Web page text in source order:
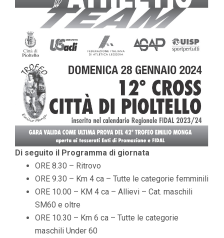
Di seguito il Programma di giornata
ORE 8.30 – Ritrovo
ORE 9.30 – Km 4 ca – Tutte le categorie femminili
ORE 10.00 – KM 4 ca – Allievi – Cat. maschili
SM60 e oltre
ORE 10.30 – Km 6 ca – Tutte le categorie
maschili Under 60